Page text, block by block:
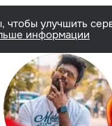
улучшить
информации